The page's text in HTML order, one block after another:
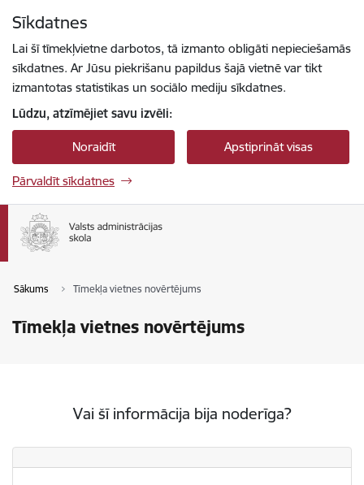
Sīkdatnes
Lai šī tīmekļvietne darbotos, tā izmanto obligāti nepieciešamās
sīkdatnes. Ar Jūsu piekrišanu papildus šajā vietnē var tikt
izmantotas statistikas un sociālo mediju sīkdatnes.
Lūdzu, atzīmējiet savu izvēli:
Noraidīt Apstiprināt visas
Pārvaldīt sīkdatnes
Sākums Tīmekļa vietnes novērtējums
Tīmekļa vietnes novērtējums
Vai šī informācija bija noderīga?
Vai šī informācija bija noderīga?